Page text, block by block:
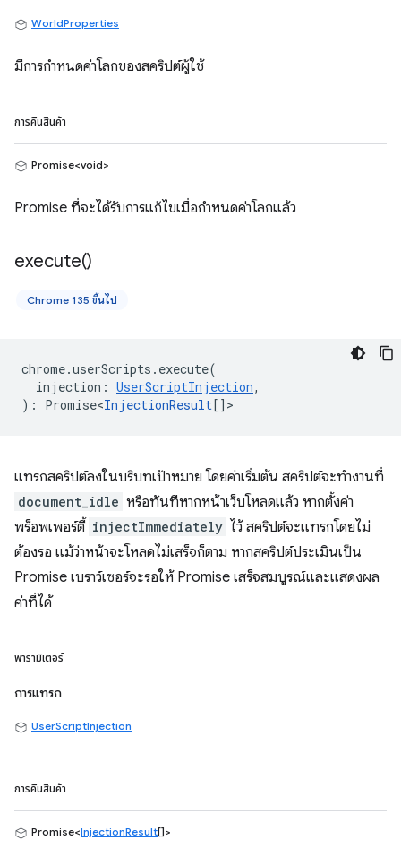
WorldProperties
มีการกำหนดค่าโลกของสคริปต์ผู้ใช้
การคืนสินค้า
Promise<void>
Promise ที่จะได้รับการแก้ไขเมื่อกำหนดค่าโลกแล้ว
execute()
Chrome 135 ขึ้นไป
chrome.userScripts . execute(
injection : UserScriptInjection,
) : Promise<InjectionResult [] >
แทรกสคริปต์ลงในบริบทเป้าหมาย โดยค่าเริ่มต้น สคริปต์จะทำงานที่
document_idle หรือทันทีหากหน้าเว็บโหลดแล้ว หากตั้งค่า
พร็อพเพอร์ตี้ injectImmediately ไว้ สคริปต์จะแทรกโดยไม่
ต้องรอ แม้ว่าหน้าจะโหลดไม่เสร็จก็ตาม หากสคริปต์ประเมินเป็น
Promise เบราว์เซอร์จะรอให้ Promise เสร็จสมบูรณ์และแสดงผล
ค่าที่ได้
พารามิเตอร์
การแทรก
UserScriptInjection
การคืนสินค้า
Promise<InjectionResult[]>